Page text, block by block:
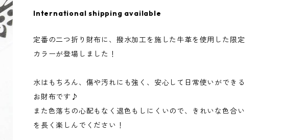
International shipping available
定番の二つ折り財布に、撥水加工を施した牛革を使用した限定
カラーが登場しました！
水はもちろん、傷や汚れにも強く、安心して日常使いができる
お財布です♪
また色落ちの心配もなく退色もしにくいので、きれいな色合い
を長く楽しんでください！